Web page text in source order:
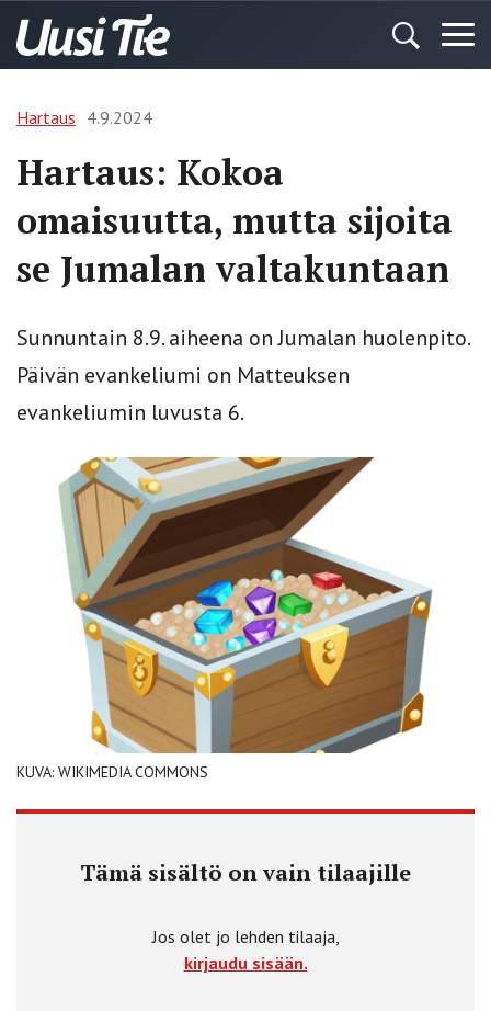
Hartaus 4.9.2024
Hartaus: Kokoa
omaisuutta, mutta sijoita
se Jumalan valtakuntaan
Sunnuntain 8.9. aiheena on Jumalan huolenpito.
Päivän evankeliumi on Matteuksen
evankeliumin luvusta 6.
KUVA: WIKIMEDIA COMMONS
Tämä sisältö on vain tilaajille
Jos olet jo lehden tilaaja,
kirjaudu sisään.